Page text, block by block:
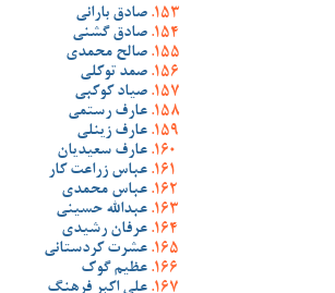
صادق بارانی
صادق گشنی
صالح محمدی
صمد توکلی
صیاد کوکبی
عارف رستمی
عارف زینلی
عارف سعیدیان
عباس زراعت کار
عباس محمدی
عبدالله حسینی
عرفان رشیدی
عشرت کردستانی
عظیم گوک
علی اکبر فرهنگ